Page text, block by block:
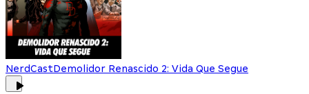
NerdCastDemolidor Renascido 2: Vida Que Segue